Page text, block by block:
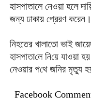
হাসপাতালে নেওয়া হলে
জন্য ঢাকায় প্রেরণ করেন।
নিহতের খালাতো ভাই
হাসপাতা‌লে নি‌য়ে যাওয়া
নেওয়ার প‌থে জ‌নির মৃত্যু
Facebook